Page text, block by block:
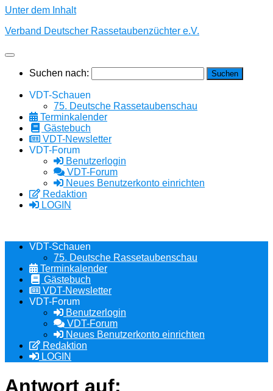
Unter dem Inhalt
Verband Deutscher Rassetaubenzüchter e.V.
Suchen nach:
VDT-Schauen
75. Deutsche Rassetaubenschau
Terminkalender
Gästebuch
VDT-Newsletter
VDT-Forum
Benutzerlogin
VDT-Forum
Neues Benutzerkonto einrichten
Redaktion
LOGIN
VDT-Schauen
75. Deutsche Rassetaubenschau
Terminkalender
Gästebuch
VDT-Newsletter
VDT-Forum
Benutzerlogin
VDT-Forum
Neues Benutzerkonto einrichten
Redaktion
LOGIN
Antwort auf: